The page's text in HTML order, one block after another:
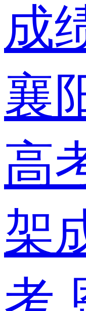
成
襄
高
架